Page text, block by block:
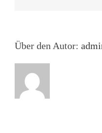
Über den Autor: